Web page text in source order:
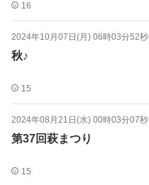
16
2024年10月07日(月) 06時03分52秒
秋♪
15
2024年08月21日(水) 00時03分07秒
第37回萩まつり
15